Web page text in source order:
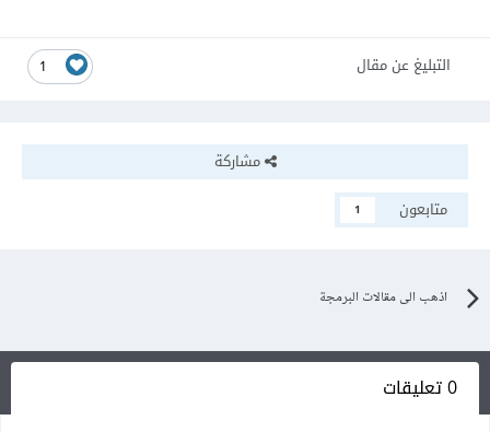
1 التبليغ عن مقال
مشاركة
متابعون
1
اذهب الى مقالات البرمجة
0 تعليقات